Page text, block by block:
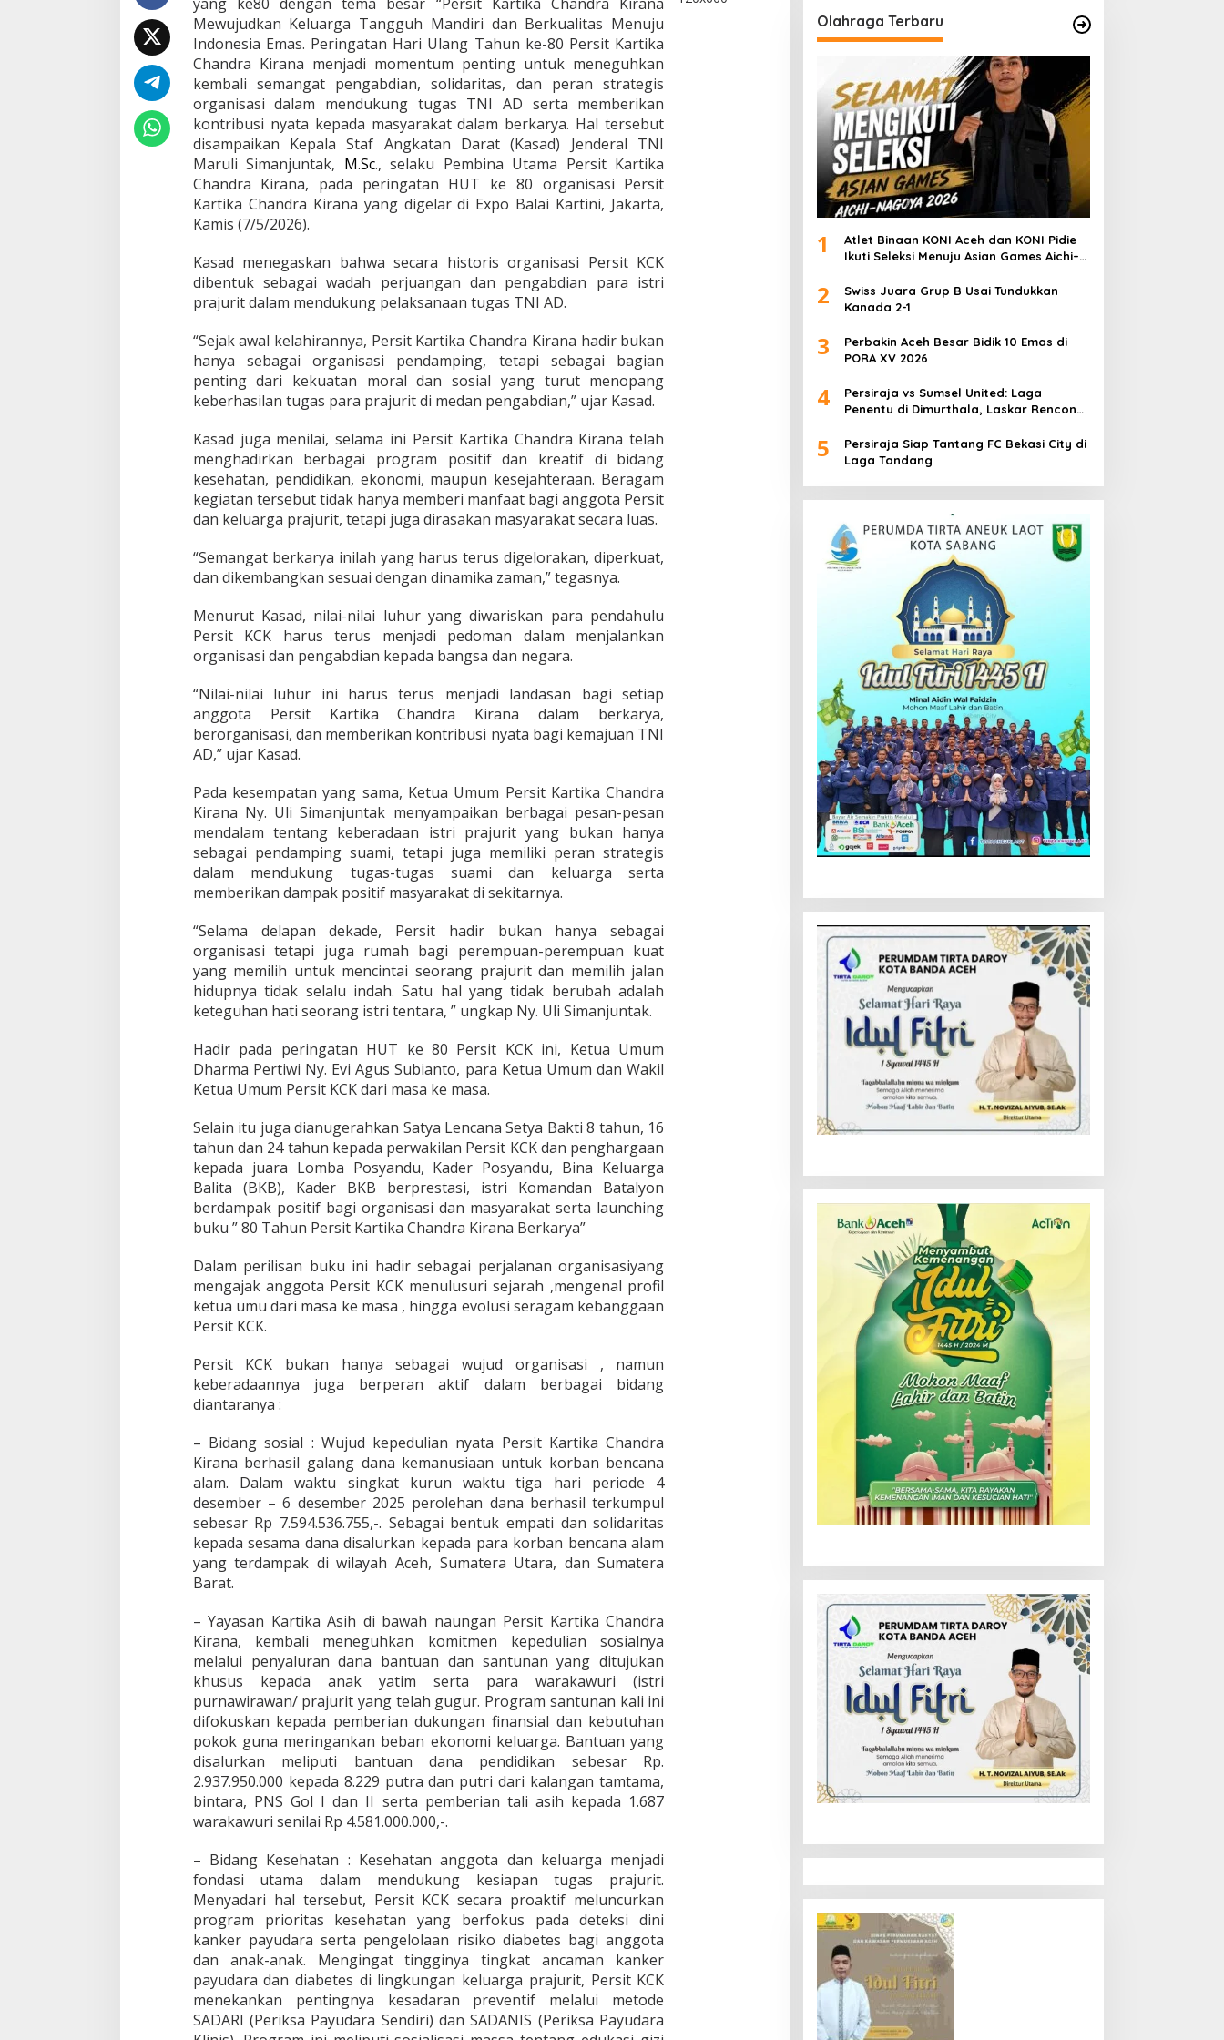
a
b
d
i
D
a
l
a
B
e
k
a
r
y
Mewujudkan Keluarga Tangguh Mandiri dan Berkualitas Menuju
Indonesia Emas. Peringatan Hari Ulang Tahun ke-80 Persit Kartika
Chandra Kirana menjadi momentum penting untuk meneguhkan
kembali semangat pengabdian, solidaritas, dan peran strategis
organisasi dalam mendukung tugas TNI AD serta memberikan
kontribusi nyata kepada masyarakat dalam berkarya. Hal tersebut
disampaikan Kepala Staf Angkatan Darat (Kasad) Jenderal TNI
Maruli Simanjuntak, M.Sc., selaku Pembina Utama Persit Kartika
Chandra Kirana, pada peringatan HUT ke 80 organisasi Persit
Kartika Chandra Kirana yang digelar di Expo Balai Kartini, Jakarta,
Kamis (7/5/2026).
Kasad menegaskan bahwa secara historis organisasi Persit KCK
dibentuk sebagai wadah perjuangan dan pengabdian para istri
prajurit dalam mendukung pelaksanaan tugas TNI AD.
“Sejak awal kelahirannya, Persit Kartika Chandra Kirana hadir bukan
hanya sebagai organisasi pendamping, tetapi sebagai bagian
penting dari kekuatan moral dan sosial yang turut menopang
keberhasilan tugas para prajurit di medan pengabdian,” ujar Kasad.
Kasad juga menilai, selama ini Persit Kartika Chandra Kirana telah
menghadirkan berbagai program positif dan kreatif di bidang
kesehatan, pendidikan, ekonomi, maupun kesejahteraan. Beragam
kegiatan tersebut tidak hanya memberi manfaat bagi anggota Persit
dan keluarga prajurit, tetapi juga dirasakan masyarakat secara luas.
“Semangat berkarya inilah yang harus terus digelorakan, diperkuat,
dan dikembangkan sesuai dengan dinamika zaman,” tegasnya.
Menurut Kasad, nilai-nilai luhur yang diwariskan para pendahulu
Persit KCK harus terus menjadi pedoman dalam menjalankan
organisasi dan pengabdian kepada bangsa dan negara.
“Nilai-nilai luhur ini harus terus menjadi landasan bagi setiap
anggota Persit Kartika Chandra Kirana dalam berkarya,
berorganisasi, dan memberikan kontribusi nyata bagi kemajuan TNI
AD,” ujar Kasad.
Pada kesempatan yang sama, Ketua Umum Persit Kartika Chandra
Kirana Ny. Uli Simanjuntak menyampaikan berbagai pesan-pesan
mendalam tentang keberadaan istri prajurit yang bukan hanya
sebagai pendamping suami, tetapi juga memiliki peran strategis
dalam mendukung tugas-tugas suami dan keluarga serta
memberikan dampak positif masyarakat di sekitarnya.
“Selama delapan dekade, Persit hadir bukan hanya sebagai
organisasi tetapi juga rumah bagi perempuan-perempuan kuat
yang memilih untuk mencintai seorang prajurit dan memilih jalan
hidupnya tidak selalu indah. Satu hal yang tidak berubah adalah
keteguhan hati seorang istri tentara, ” ungkap Ny. Uli Simanjuntak.
Hadir pada peringatan HUT ke 80 Persit KCK ini, Ketua Umum
Dharma Pertiwi Ny. Evi Agus Subianto, para Ketua Umum dan Wakil
Ketua Umum Persit KCK dari masa ke masa.
Selain itu juga dianugerahkan Satya Lencana Setya Bakti 8 tahun, 16
tahun dan 24 tahun kepada perwakilan Persit KCK dan penghargaan
kepada juara Lomba Posyandu, Kader Posyandu, Bina Keluarga
Balita (BKB), Kader BKB berprestasi, istri Komandan Batalyon
berdampak positif bagi organisasi dan masyarakat serta launching
buku ” 80 Tahun Persit Kartika Chandra Kirana Berkarya”
Dalam perilisan buku ini hadir sebagai perjalanan organisasiyang
mengajak anggota Persit KCK menulusuri sejarah ,mengenal profil
ketua umu dari masa ke masa , hingga evolusi seragam kebanggaan
Persit KCK.
Persit KCK bukan hanya sebagai wujud organisasi , namun
keberadaannya juga berperan aktif dalam berbagai bidang
diantaranya :
– Bidang sosial : Wujud kepedulian nyata Persit Kartika Chandra
Kirana berhasil galang dana kemanusiaan untuk korban bencana
alam. Dalam waktu singkat kurun waktu tiga hari periode 4
desember – 6 desember 2025 perolehan dana berhasil terkumpul
sebesar Rp 7.594.536.755,-. Sebagai bentuk empati dan solidaritas
kepada sesama dana disalurkan kepada para korban bencana alam
yang terdampak di wilayah Aceh, Sumatera Utara, dan Sumatera
Barat.
– Yayasan Kartika Asih di bawah naungan Persit Kartika Chandra
Kirana, kembali meneguhkan komitmen kepedulian sosialnya
melalui penyaluran dana bantuan dan santunan yang ditujukan
khusus kepada anak yatim serta para warakawuri (istri
purnawirawan/ prajurit yang telah gugur. Program santunan kali ini
difokuskan kepada pemberian dukungan finansial dan kebutuhan
pokok guna meringankan beban ekonomi keluarga. Bantuan yang
disalurkan meliputi bantuan dana pendidikan sebesar Rp.
2.937.950.000 kepada 8.229 putra dan putri dari kalangan tamtama,
bintara, PNS Gol I dan II serta pemberian tali asih kepada 1.687
warakawuri senilai Rp 4.581.000.000,-.
– Bidang Kesehatan : Kesehatan anggota dan keluarga menjadi
fondasi utama dalam mendukung kesiapan tugas prajurit.
Menyadari hal tersebut, Persit KCK secara proaktif meluncurkan
program prioritas kesehatan yang berfokus pada deteksi dini
kanker payudara serta pengelolaan risiko diabetes bagi anggota
dan anak-anak. Mengingat tingginya tingkat ancaman kanker
payudara dan diabetes di lingkungan keluarga prajurit, Persit KCK
menekankan pentingnya kesadaran preventif melalui metode
SADARI (Periksa Payudara Sendiri) dan SADANIS (Periksa Payudara
Olahraga Terbaru
1
Atlet Binaan KONI Aceh dan KONI Pidie
Ikuti Seleksi Menuju Asian Games Aichi–
2
Swiss Juara Grup B Usai Tundukkan
Kanada 2-1
3
Perbakin Aceh Besar Bidik 10 Emas di
PORA XV 2026
4
Persiraja vs Sumsel United: Laga
Penentu di Dimurthala, Laskar Rencong
5
Persiraja Siap Tantang FC Bekasi City di
Laga Tandang